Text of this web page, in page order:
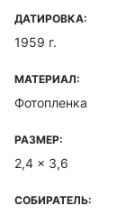
ДАТИРОВКА:
1959 г.
МАТЕРИАЛ:
Фотопленка
РАЗМЕР:
2,4 x 3,6
СОБИРАТЕЛЬ: